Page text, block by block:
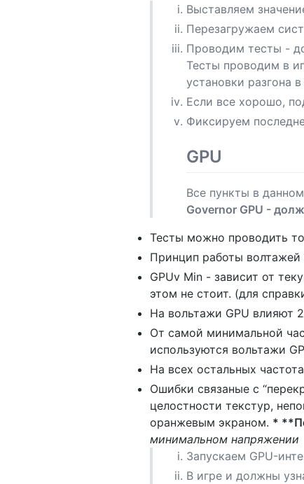
Выставляем
Перезагружаем
Проводим тесты -
Тесты проводим в
установки разгона
Если все хорошо,
Фиксируем
GPU
Все пункты в
Governor GPU -
Тесты можно проводить
Принцип работы волтажей
GPUv Min - зависит от
этом не стоит. (для
На вольтажи GPU влияют
От самой минимальной
используются вольтажи
На всех остальных
Ошибки связаные с
целостности текстур,
оранжевым экраном. *
минимальном напряжении
Запускаем GPU-
В игре и должны